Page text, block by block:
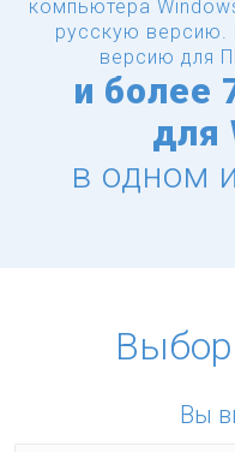
компьютера
русскую версию.
версию для
и более
для
в одном
Вы